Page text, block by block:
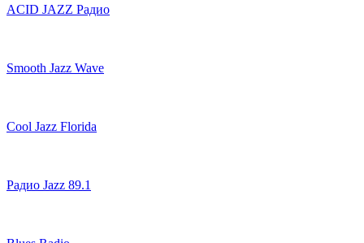
ACID JAZZ Радио
Smooth Jazz Wave
Cool Jazz Florida
Радио Jazz 89.1